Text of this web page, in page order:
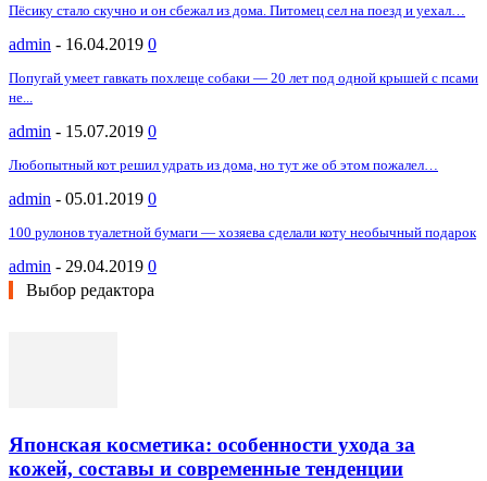
Пёсику стало скучно и он сбежал из дома. Питомец сел на поезд и уехал…
admin - 16.04.2019 0
Попугай умеет гавкать похлеще собаки — 20 лет под одной крышей с псами
не...
admin - 15.07.2019 0
Любопытный кот решил удрать из дома, но тут же об этом пожалел…
admin - 05.01.2019 0
100 рулонов туалетной бумаги — хозяева сделали коту необычный подарок
admin - 29.04.2019 0
Выбор редактора
Японская косметика: особенности ухода за
кожей, составы и современные тенденции